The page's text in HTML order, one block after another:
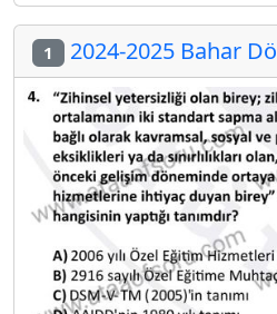
1 2024-2025 Bahar